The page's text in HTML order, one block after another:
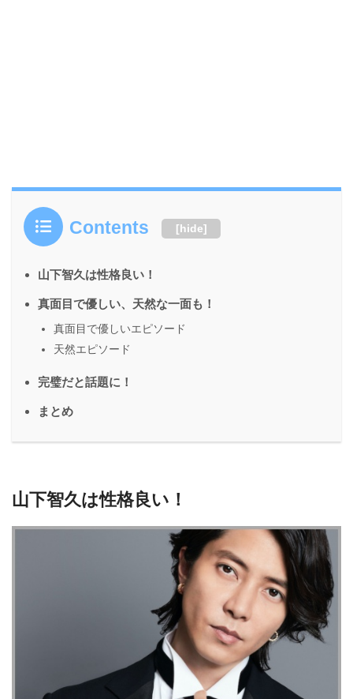
Contents [hide]
山下智久は性格良い！
真面目で優しい、天然な一面も！
真面目で優しいエピソード
天然エピソード
完璧だと話題に！
まとめ
山下智久は性格良い！